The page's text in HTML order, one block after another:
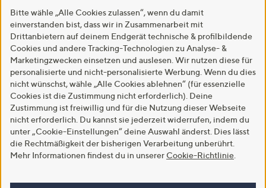
Bitte wähle „Alle Cookies zulassen“, wenn du damit
einverstanden bist, dass wir in Zusammenarbeit mit
Drittanbietern auf deinem Endgerät technische & profilbildende
Cookies und andere Tracking-Technologien zu Analyse- &
Marketingzwecken einsetzen und auslesen. Wir nutzen diese für
personalisierte und nicht-personalisierte Werbung. Wenn du dies
nicht wünschst, wähle „Alle Cookies ablehnen“ (für essenzielle
Cookies ist die Zustimmung nicht erforderlich). Deine
Zustimmung ist freiwillig und für die Nutzung dieser Webseite
nicht erforderlich. Du kannst sie jederzeit widerrufen, indem du
unter „Cookie-Einstellungen“ deine Auswahl änderst. Dies lässt
die Rechtmäßigkeit der bisherigen Verarbeitung unberührt.
Mehr Informationen findest du in unserer Cookie-Richtlinie